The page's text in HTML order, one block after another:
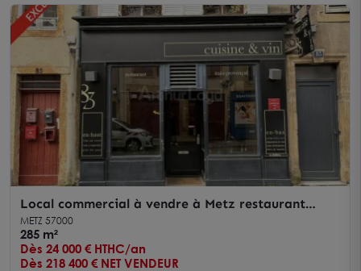
Local commercial à vendre à Metz restaurant
réputé prêt à exploiter
METZ 57000
285 m²
Dès 24 000 € HTHC/an
Dès 218 400 € NET VENDEUR